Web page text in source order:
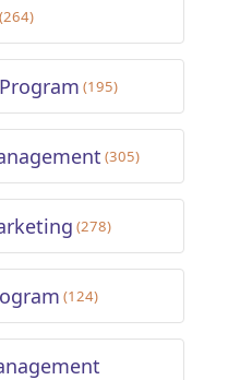
(264)
(195)
(305)
(278)
(124)